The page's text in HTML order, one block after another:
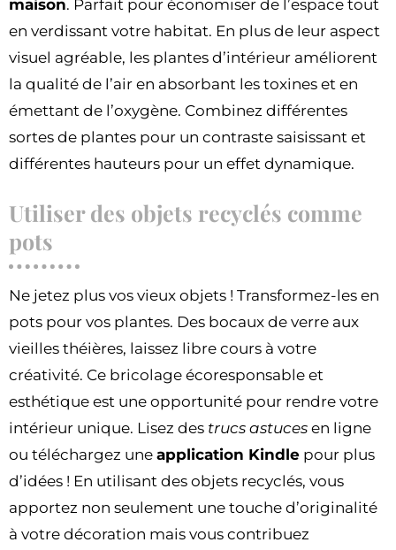
maison. Parfait pour économiser de l’espace tout
en verdissant votre habitat. En plus de leur aspect
visuel agréable, les plantes d’intérieur améliorent
la qualité de l’air en absorbant les toxines et en
émettant de l’oxygène. Combinez différentes
sortes de plantes pour un contraste saisissant et
différentes hauteurs pour un effet dynamique.
Utiliser des objets recyclés comme
pots
Ne jetez plus vos vieux objets ! Transformez-les en
pots pour vos plantes. Des bocaux de verre aux
vieilles théières, laissez libre cours à votre
créativité. Ce bricolage écoresponsable et
esthétique est une opportunité pour rendre votre
intérieur unique. Lisez des trucs astuces en ligne
ou téléchargez une application Kindle pour plus
d’idées ! En utilisant des objets recyclés, vous
apportez non seulement une touche d’originalité
à votre décoration mais vous contribuez